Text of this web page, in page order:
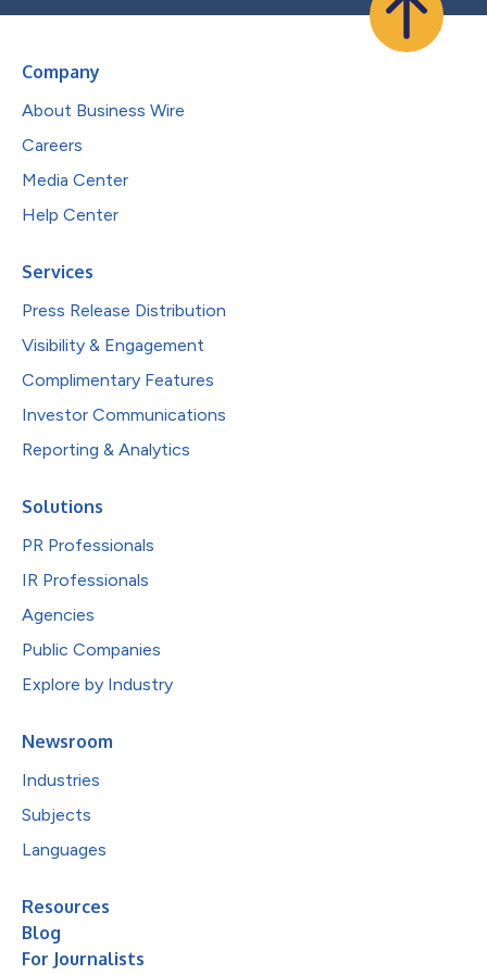
Company
About Business Wire
Careers
Media Center
Help Center
Services
Press Release Distribution
Visibility & Engagement
Complimentary Features
Investor Communications
Reporting & Analytics
Solutions
PR Professionals
IR Professionals
Agencies
Public Companies
Explore by Industry
Newsroom
Industries
Subjects
Languages
Resources
Blog
For Journalists